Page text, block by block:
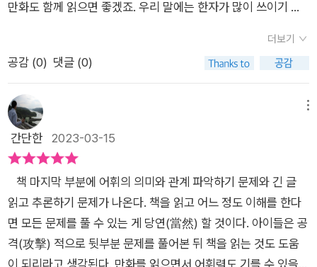
앞날은 어떻게 될지 어서 다음화 58권이 읽고 싶습니다.​​​#삼장 #
진흥회#한자시험 #한자자격증 #학습만화 #손오공 #한자마법 #
어휘력강화#책추천
7권까지 진행되면서 소개된 한자인 만큼 획이 많고 뜻도 쉽지 않
아 외우기 쉽지 않은 난이도의 한자로 보여진다. 하지만, 이야기
의 중간중간 중간에 등장하면서 상황에 맞는 쓰임을 보이기에 음
고 생각된다. 마법천자문은 무려 10년동안 연제하며 2,000만부
가 팔린 학습만화계의 베스트 셀러이다. 많이 팔렸다는 것은 그만
큼 책이 좋다는 말이다. 교육인적자원부 후원 교육산업 대상에서
출판물 분야 대상을 수상하였고, 한국간행물윤리위원회에선 청
소년 권장도서로 선정, 한국문화콘텐츠진흥원에서는 문화산업진
흥기금 지원 사업 개발도서로 선정된 수상내역들은 이 책의 위상
을 대신한다. 또, 책의 후반에는 책을 읽는 아이들의 문해력을 높
이기 위한 추가 콘텐츠를 수록하여 책의 가치를 더하고 있다.​*본
서평은 출판사로부터 도서를 제공받아 작성하였습니다.
게 습득할 수 있는 건 처음부터 마음에 들었다. 필수 어휘와 연관
된 단어가 이야기 속에 자연스럽게 등장해서 어휘력이 폭발할 수
있다. 57권에는 삼장이 등장하여 더 흥미로웠다. 57권 초판 한정
다. 학습만화가 많이 출간되고 있는데 학습만화계의 베스트 셀러
2,000만부 판매 신화를 달성했다. 청소년 권장 도서에 항상 포함
되어 있는 베스트셀러 학습만화다. 업그레이드 된 AR 학습을 통
해 자연스러운 한자 학습이 가능하다. 실전 테스트에는 24개 유
형의 퀴즈를 풀 수 있는데 수준이 점점 높아지는 것 같다. 집중해
서 읽지 않았으면 문제를 푸는게 쉽지 않다. 긴 글을 읽고 푸는 문
제는 문해력과 어휘력, 이해력을 요하는 문제들이 많다. 어휘를
통해 나만의 문장을 만들 때 특히 어려워 했는데 57권에는 특히
나 보통 때 잘 사용하지 않는 어휘가 많아서 더 그랬던 것 같다.
만화도 함께 읽으면 좋겠죠. 우리 말에는 한자가 많이 쓰이기 때
때부터 한자를 공부해야 합니다. 아이가 마법 천자문을 재미있게
읽으면서 한자를 자연스럽게 익힐 수 있어서 참 좋네요. ​​이번 57
입해야겠죠. 지난 이야기에서는 오공과 아람치가 리더 등록 축제
에 참가해 시험을 치는 이야기가 나왔는데요. 오공은 시험에 떨어
지고 아람치는 합격했었죠. 이번 책에서는 오공이 혼자서 돌아다
니다. 그러다가 적의 갑작스러운 공격을 당하게 됩니다. 하지만
오공은 능력을 쓸 수가 없습니다. 적은 상대방의 능력을 흡수하기
때문이죠. 이렇게 새로운 캐릭터와 새로운 공격 능력이 계속 나오
니 마법천자문이 재미있을 수밖에 없네요. 이런 장면에서 흡수,
더보기
공감 (0) 댓글 (0)
간단한 2023-03-15
책 마지막 부분에 어휘의 의미와 관계 파악하기 문제와 긴 글
읽고 추론하기 문제가 나온다. 책을 읽고 어느 정도 이해를 한다
면 모든 문제를 풀 수 있는 게 당연(當然) 할 것이다. 아이들은 공
격(攻擊) 적으로 뒷부분 문제를 풀어본 뒤 책을 읽는 것도 도움
이 되리라고 생각된다. 만화를 읽으면서 어휘력도 기를 수 있을